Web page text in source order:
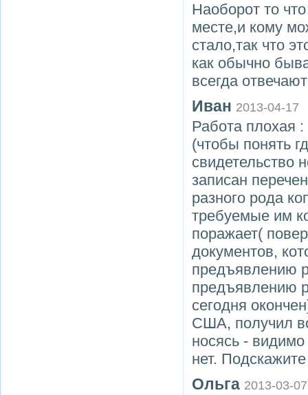
Наоборот то
месте,и кому
стало,так что
как обычно
всегда
Иван 2013-04-17
Работа плохая
(чтобы понять
свидетельство
записан
разного рода
требуемые им
поражает(
документов,
предъявлению
предъявлению
сегодня
США, получил
носясь -
нет.
Ольга 2013-03-07